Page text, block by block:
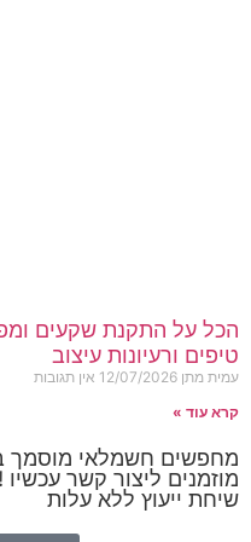
הכל על התקנת שקעים
טיפים ורעיונות עיצוב
עמית מתן 12/07/2026 אין תגובות
קרא עוד »
מחפשים חשמלאי מוסמך
מוזמנים ליצור קשר עכשיו !
שיחת ייעוץ ללא עלות